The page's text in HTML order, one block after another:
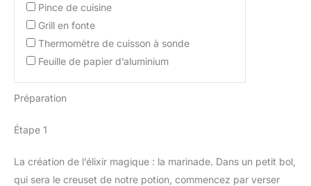
Pince de cuisine
Grill en fonte
Thermomètre de cuisson à sonde
Feuille de papier d’aluminium
Préparation
Étape 1
La création de l’élixir magique : la marinade. Dans un petit bol,
qui sera le creuset de notre potion, commencez par verser